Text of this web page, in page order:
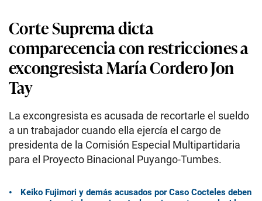
Corte Suprema dicta
comparecencia con restricciones a
excongresista María Cordero Jon
Tay
La excongresista es acusada de recortarle el sueldo
a un trabajador cuando ella ejercía el cargo de
presidenta de la Comisión Especial Multipartidaria
para el Proyecto Binacional Puyango-Tumbes.
Keiko Fujimori y demás acusados por Caso Cocteles deben